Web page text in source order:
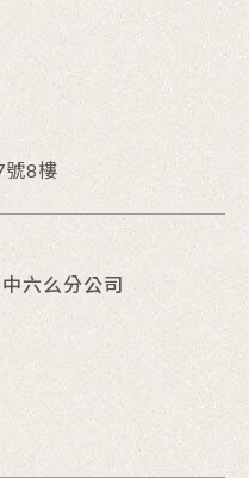
號8樓
六么分公司